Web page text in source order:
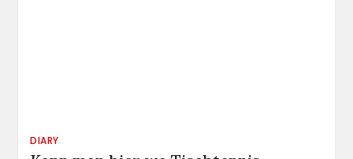
DIARY